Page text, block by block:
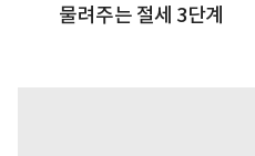
물려주는 절세 3단계